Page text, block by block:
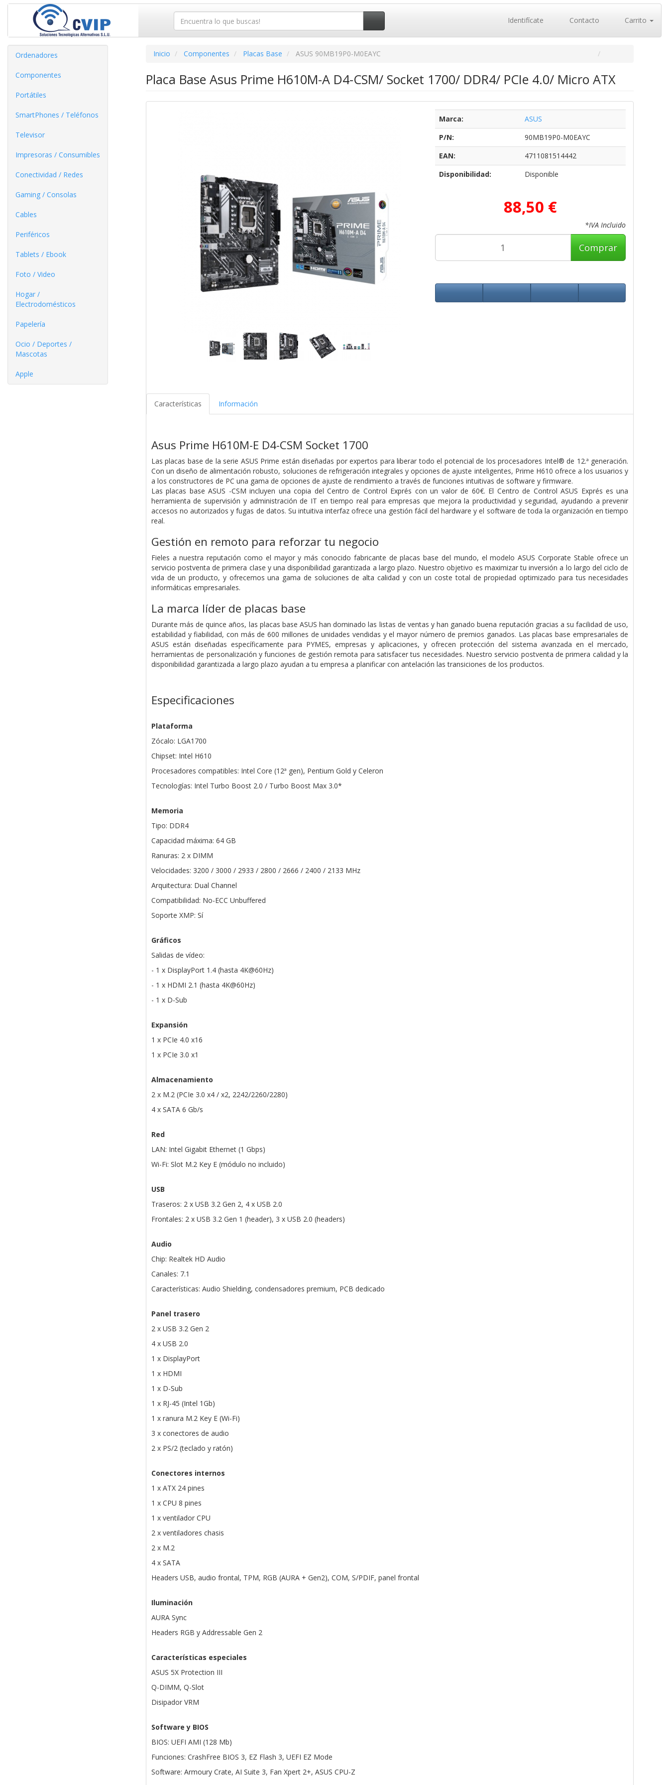
Identifícate Contacto Carrito
Ordenadores
Componentes
Portátiles
SmartPhones / Teléfonos
Televisor
Impresoras / Consumibles
Conectividad / Redes
Gaming / Consolas
Cables
Periféricos
Tablets / Ebook
Foto / Video
Hogar /
Electrodomésticos
Papelería
Ocio / Deportes /
Mascotas
Apple
Inicio Componentes Placas Base ASUS 90MB19P0-M0EAYC
Placa Base Asus Prime H610M-A D4-CSM/ Socket 1700/ DDR4/ PCIe 4.0/ Micro ATX
Marca:
ASUS
P/N:
90MB19P0-M0EAYC
EAN:
4711081514442
Disponibilidad:
Disponible
88,50 €
*IVA Incluido
Comprar
Características Información
Asus Prime H610M-E D4-CSM Socket 1700
Las placas base de la serie ASUS Prime están diseñadas por expertos para liberar todo el potencial de los procesadores Intel® de 12.ª generación.
Con un diseño de alimentación robusto, soluciones de refrigeración integrales y opciones de ajuste inteligentes, Prime H610 ofrece a los usuarios y
a los constructores de PC una gama de opciones de ajuste de rendimiento a través de funciones intuitivas de software y firmware.
Las placas base ASUS -CSM incluyen una copia del Centro de Control Exprés con un valor de 60€. El Centro de Control ASUS Exprés es una
herramienta de supervisión y administración de IT en tiempo real para empresas que mejora la productividad y seguridad, ayudando a prevenir
accesos no autorizados y fugas de datos. Su intuitiva interfaz ofrece una gestión fácil del hardware y el software de toda la organización en tiempo
real.
Gestión en remoto para reforzar tu negocio
Fieles a nuestra reputación como el mayor y más conocido fabricante de placas base del mundo, el modelo ASUS Corporate Stable ofrece un
servicio postventa de primera clase y una disponibilidad garantizada a largo plazo. Nuestro objetivo es maximizar tu inversión a lo largo del ciclo de
vida de un producto, y ofrecemos una gama de soluciones de alta calidad y con un coste total de propiedad optimizado para tus necesidades
informáticas empresariales.
La marca líder de placas base
Durante más de quince años, las placas base ASUS han dominado las listas de ventas y han ganado buena reputación gracias a su facilidad de uso,
estabilidad y fiabilidad, con más de 600 millones de unidades vendidas y el mayor número de premios ganados. Las placas base empresariales de
ASUS están diseñadas específicamente para PYMES, empresas y aplicaciones, y ofrecen protección del sistema avanzada en el mercado,
herramientas de personalización y funciones de gestión remota para satisfacer tus necesidades. Nuestro servicio postventa de primera calidad y la
disponibilidad garantizada a largo plazo ayudan a tu empresa a planificar con antelación las transiciones de los productos.
Especificaciones
Plataforma
Zócalo: LGA1700
Chipset: Intel H610
Procesadores compatibles: Intel Core (12ª gen), Pentium Gold y Celeron
Tecnologías: Intel Turbo Boost 2.0 / Turbo Boost Max 3.0*
Memoria
Tipo: DDR4
Capacidad máxima: 64 GB
Ranuras: 2 x DIMM
Velocidades: 3200 / 3000 / 2933 / 2800 / 2666 / 2400 / 2133 MHz
Arquitectura: Dual Channel
Compatibilidad: No-ECC Unbuffered
Soporte XMP: Sí
Gráficos
Salidas de vídeo:
- 1 x DisplayPort 1.4 (hasta 4K@60Hz)
- 1 x HDMI 2.1 (hasta 4K@60Hz)
- 1 x D-Sub
Expansión
1 x PCIe 4.0 x16
1 x PCIe 3.0 x1
Almacenamiento
2 x M.2 (PCIe 3.0 x4 / x2, 2242/2260/2280)
4 x SATA 6 Gb/s
Red
LAN: Intel Gigabit Ethernet (1 Gbps)
Wi-Fi: Slot M.2 Key E (módulo no incluido)
USB
Traseros: 2 x USB 3.2 Gen 2, 4 x USB 2.0
Frontales: 2 x USB 3.2 Gen 1 (header), 3 x USB 2.0 (headers)
Audio
Chip: Realtek HD Audio
Canales: 7.1
Características: Audio Shielding, condensadores premium, PCB dedicado
Panel trasero
2 x USB 3.2 Gen 2
4 x USB 2.0
1 x DisplayPort
1 x HDMI
1 x D-Sub
1 x RJ-45 (Intel 1Gb)
1 x ranura M.2 Key E (Wi-Fi)
3 x conectores de audio
2 x PS/2 (teclado y ratón)
Conectores internos
1 x ATX 24 pines
1 x CPU 8 pines
1 x ventilador CPU
2 x ventiladores chasis
2 x M.2
4 x SATA
Headers USB, audio frontal, TPM, RGB (AURA + Gen2), COM, S/PDIF, panel frontal
Iluminación
AURA Sync
Headers RGB y Addressable Gen 2
Características especiales
ASUS 5X Protection III
Q-DIMM, Q-Slot
Disipador VRM
Software y BIOS
BIOS: UEFI AMI (128 Mb)
Funciones: CrashFree BIOS 3, EZ Flash 3, UEFI EZ Mode
Software: Armoury Crate, AI Suite 3, Fan Xpert 2+, ASUS CPU-Z